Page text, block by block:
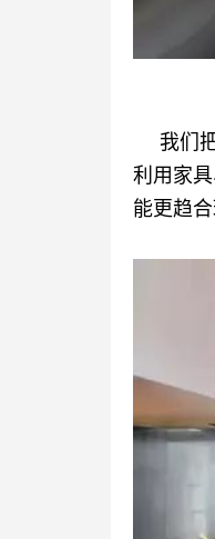
我们
利用家
能更趋